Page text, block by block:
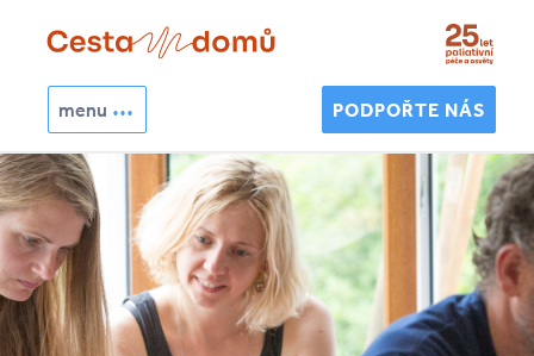
Přejít k hlavnímu obsahu
menu PODPOŘTE NÁS
Vyhledávání
Hledat